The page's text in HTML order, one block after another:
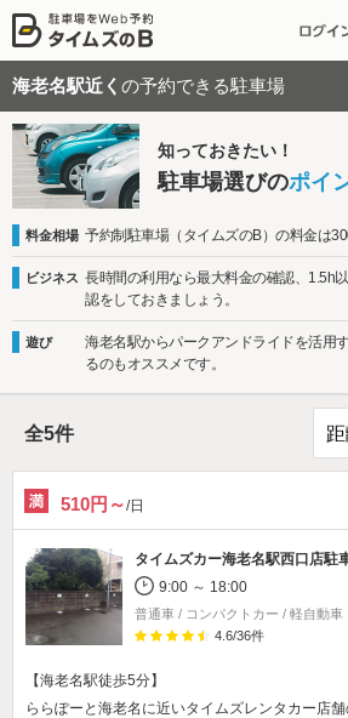
海老名駅近く の予約できる駐車場
知っておきたい！
駐車場選びのポイ
料金相場 予約制駐車場（タイムズのB）の料金は
ビジネス 長時間の利用なら最大料金の確認、1.5h
認をしておきましょう。
遊び
海老名駅からパークアンドライドを活用
るのもオススメです。
全5件
510円～/日
タイムズカー海老名駅西口店駐
9:00 ～ 18:00
普通車 / コンパクトカー / 軽自動車
4.6/36件
【海老名駅徒歩5分】
ららぽーと海老名に近いタイムズレンタカー店